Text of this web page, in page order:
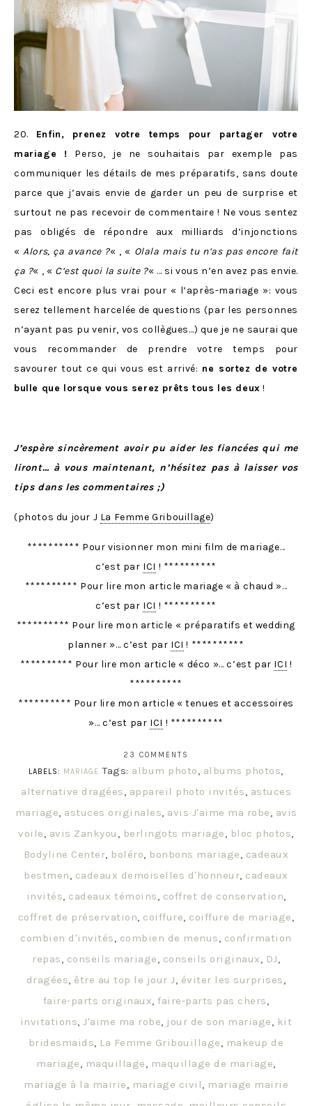
20. Enfin, prenez votre temps pour partager votre
mariage !
Perso, je ne souhaitais par exemple pas
communiquer les détails de mes préparatifs, sans doute
parce que j’avais envie de garder un peu de surprise et
surtout ne pas recevoir de commentaire ! Ne vous sentez
pas obligés de répondre aux milliards d’injonctions
«Alors, ça avance ?« , « Olala mais tu n’as pas encore fait
ça ?« , « C’est quoi la suite ?« … si vous n’en avez pas envie.
Ceci est encore plus vrai pour « l’après-mariage »: vous
serez tellement harcelée de questions (par les personnes
n’ayant pas pu venir, vos collègues…) que je ne saurai que
vous recommander de prendre votre temps pour
savourer tout ce qui vous est arrivé: ne sortez de votre
bulle que lorsque vous serez prêts tous les deux !
J’espère sincèrement avoir pu aider les fiancées qui me
liront… à vous maintenant, n’hésitez pas à laisser vos
tips dans les commentaires ;)
(photos du jour J La Femme Gribouillage)
********** Pour visionner mon mini film de mariage…
c’est par ICI ! **********
********** Pour lire mon article mariage « à chaud »…
c’est par ICI ! **********
********** Pour lire mon article « préparatifs et wedding
planner »… c’est par ICI ! **********
********** Pour lire mon article « déco »… c’est par ICI !
**********
********** Pour lire mon article « tenues et accessoires
»… c’est par ICI ! **********
23 COMMENTS
LABELS: MARIAGE Tags: album photo, albums photos,
alternative dragées, appareil photo invités, astuces
mariage, astuces originales, avis J'aime ma robe, avis
voile, avis Zankyou , berlingots mariage, bloc photos,
Bodyline Center, boléro, bonbons mariage, cadeaux
bestmen, cadeaux demoiselles d'honneur, cadeaux
invités, cadeaux témoins, coffret de conservation,
coffret de préservation, coiffure, coiffure de mariage,
combien d'invités, combien de menus, confirmation
repas, conseils mariage, conseils originaux, DJ,
dragées, être au top le jour J, éviter les surprises,
faire-parts originaux,faire-parts pas chers,
invitations,J'aime ma robe, jour de son mariage, kit
bridesmaids, La Femme Gribouillage, makeup de
mariage, maquillage, maquillage de mariage,
mariage à la mairie, mariage civil, mariage mairie